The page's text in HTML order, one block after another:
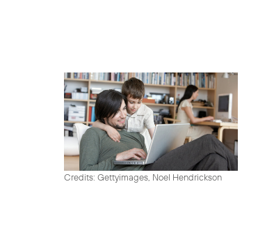
Credits: Gettyimages, Noel Hendrickson